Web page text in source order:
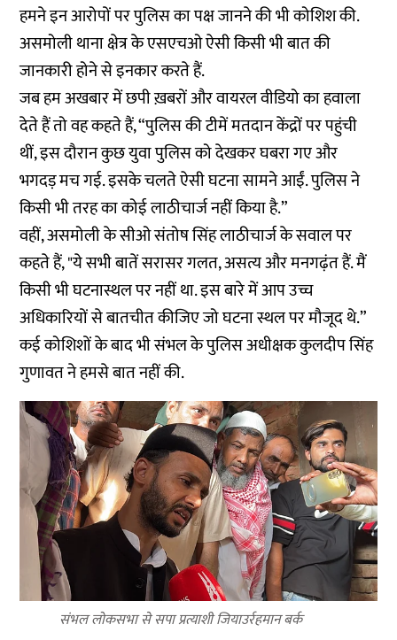
हमने इन आरोपों पर पुलिस का पक्ष जानने की भी कोशिश की.
असमोली थाना क्षेत्र के एसएचओ ऐसी किसी भी बात की
जानकारी होने से इनकार करते हैं.
जब हम अखबार में छपी ख़बरों और वायरल वीडियो का हवाला
देते हैं तो वह कहते हैं, “पुलिस की टीमें मतदान केंद्रों पर पहुंची
थीं, इस दौरान कुछ युवा पुलिस को देखकर घबरा गए और
भगदड़ मच गई. इसके चलते ऐसी घटना सामने आईं. पुलिस ने
किसी भी तरह का कोई लाठीचार्ज नहीं किया है.”
वहीं, असमोली के सीओ संतोष सिंह लाठीचार्ज के सवाल पर
कहते हैं, "ये सभी बातें सरासर गलत, असत्य और मनगढ़ंत हैं. मैं
किसी भी घटनास्थल पर नहीं था. इस बारे में आप उच्च
अधिकारियों से बातचीत कीजिए जो घटना स्थल पर मौजूद थे.”
कई कोशिशों के बाद भी संभल के पुलिस अधीक्षक कुलदीप सिंह
गुणावत ने हमसे बात नहीं की.
संभल लोकसभा से सपा प्रत्याशी जियाउर्रहमान बर्क